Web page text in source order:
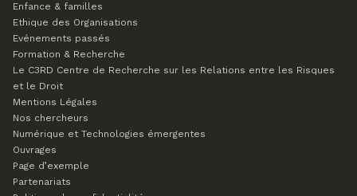
Enfance & familles
Ethique des Organisations
Evénements passés
Formation & Recherche
Le C3RD Centre de Recherche sur les Relations entre les Risques
et le Droit
Mentions Légales
Nos chercheurs
Numérique et Technologies émergentes
Ouvrages
Page d’exemple
Partenariats